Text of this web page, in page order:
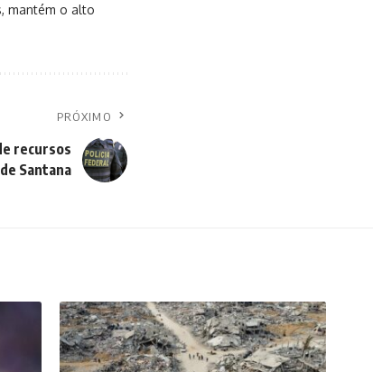
mantém o alto
PRÓXIMO
recursos
Santana